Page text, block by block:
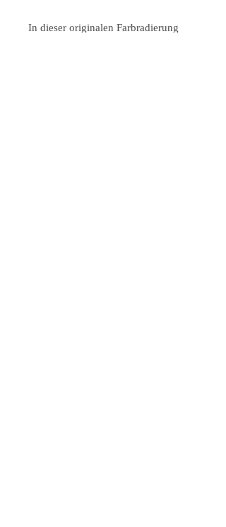
In dieser originalen Farbradierung